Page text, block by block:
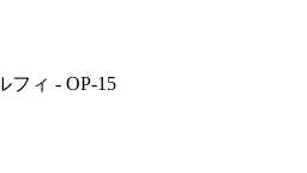
フィ - OP-15